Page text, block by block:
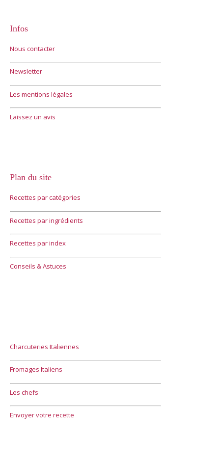
Infos
Nous contacter
Newsletter
Les mentions légales
Laissez un avis
Plan du site
Recettes par catégories
Recettes par ingrédients
Recettes par index
Conseils & Astuces
Charcuteries Italiennes
Fromages Italiens
Les chefs
Envoyer votre recette